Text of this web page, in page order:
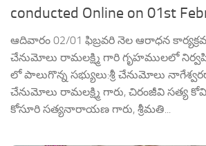
conducted Online on 01st
ఆదివారం 02/01 ఫిబ్రవరి నెల ఆరాధన
చేనుమోలు రామలక్ష్మి గారి గృహములలో
లో పాలుగొన్న సభ్యులు:శ్రీ చేనుమోలు
చేనుమోలు రామలక్ష్మి గారు, చిరంజీవి సత్య
కోసూరి సత్యనారాయణ గారు, శ్రీమతి...